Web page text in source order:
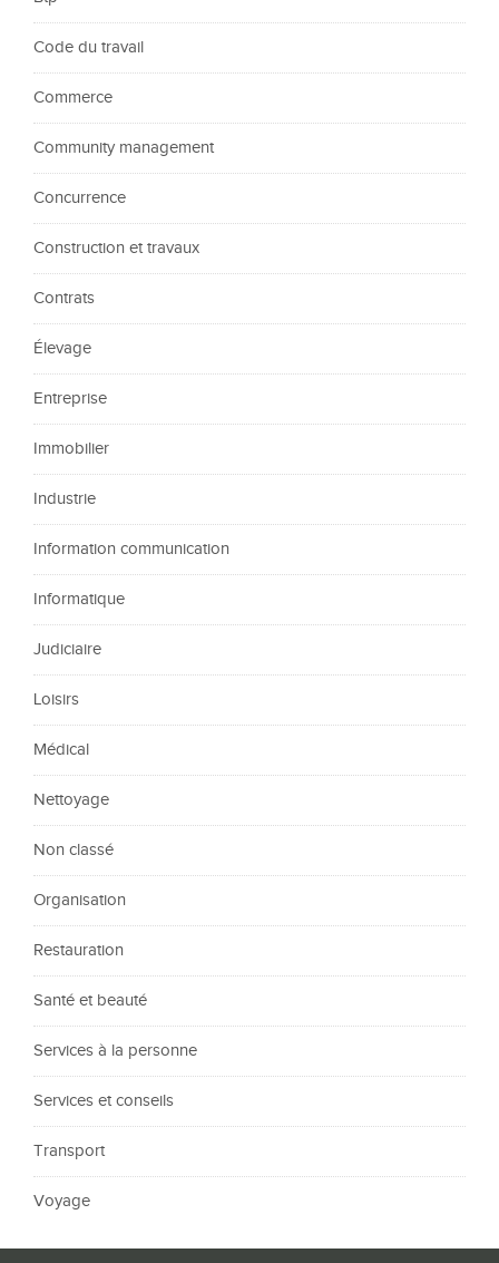
Code du travail
Commerce
Community management
Concurrence
Construction et travaux
Contrats
Élevage
Entreprise
Immobilier
Industrie
Information communication
Informatique
Judiciaire
Loisirs
Médical
Nettoyage
Non classé
Organisation
Restauration
Santé et beauté
Services à la personne
Services et conseils
Transport
Voyage